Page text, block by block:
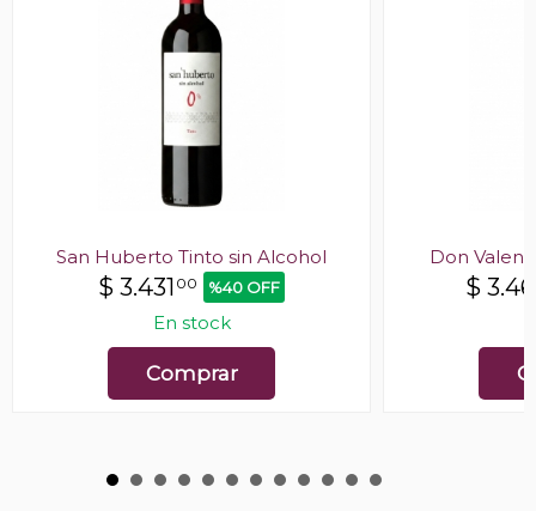
San Huberto Tinto sin Alcohol
$ 3.431 00 %40 OFF
En stock
Comprar
Don
$